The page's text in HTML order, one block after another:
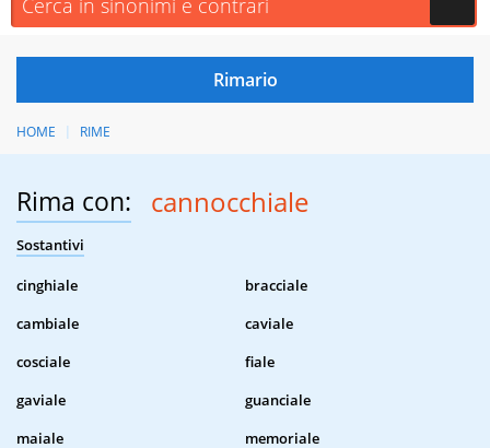
HOME RIME
Rima con: cannocchiale
Sostantivi
cinghiale
bracciale
cambiale
caviale
cosciale
fiale
gaviale
guanciale
maiale
memoriale